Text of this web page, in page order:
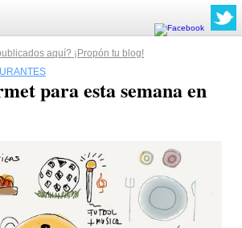
aquí? ¡Propón tu blog!
para esta semana en